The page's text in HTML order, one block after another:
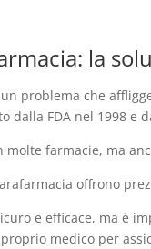
la
problema che
dalla FDA nel 1998
molte farmacie, ma
offrono
e efficace, ma è
medico per